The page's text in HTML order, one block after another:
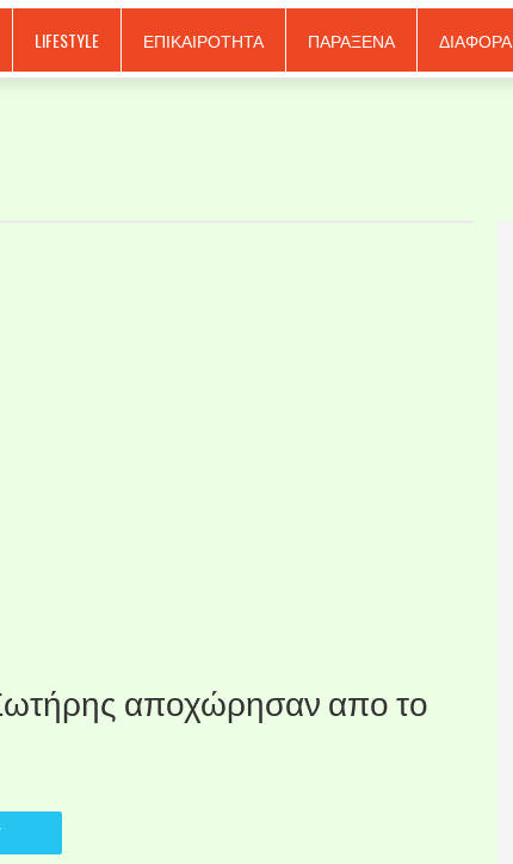
LIFESTYLE ΕΠΙΚΑΙΡΟΤΗΤΑ ΠΑΡΑΞΕΝΑ ΔΙΑΦΟΡΑ
αποχώρησαν απο το